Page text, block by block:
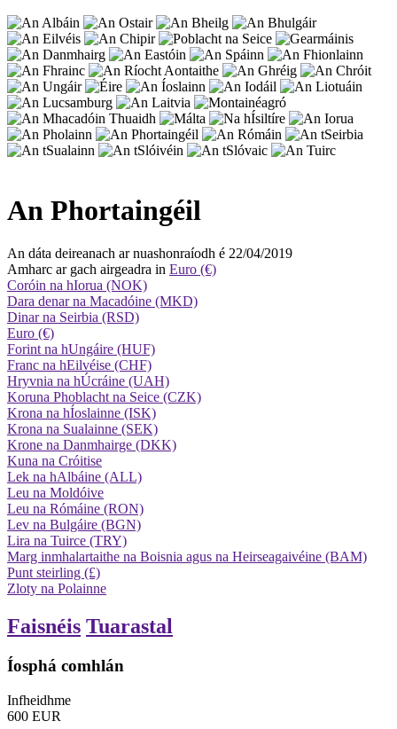
An Phortaingéil
An dáta deireanach ar nuashonraíodh é 22/04/2019
Amharc ar gach airgeadra in Euro (€)
Coróin na hIorua (NOK)
Dara denar na Macadóine (MKD)
Dinar na Seirbia (RSD)
Euro (€)
Forint na hUngáire (HUF)
Franc na hEilvéise (CHF)
Hryvnia na hÚcráine (UAH)
Koruna Phoblacht na Seice (CZK)
Krona na hÍoslainne (ISK)
Krona na Sualainne (SEK)
Krone na Danmhairge (DKK)
Kuna na Cróitise
Lek na hAlbáine (ALL)
Leu na Moldóive
Leu na Rómáine (RON)
Lev na Bulgáire (BGN)
Lira na Tuirce (TRY)
Marg inmhalartaithe na Boisnia agus na Heirseagaivéine (BAM)
Punt steirling (£)
Zloty na Polainne
Faisnéis Tuarastal
Íosphá comhlán
Infheidhme
600 EUR